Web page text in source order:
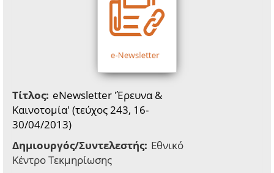
Τίτλος: eNewsletter 'Έρευνα &
Καινοτομία' (τεύχος 243, 16-
30/04/2013)
Δημιουργός/Συντελεστής: Εθνικό
Κέντρο Τεκμηρίωσης